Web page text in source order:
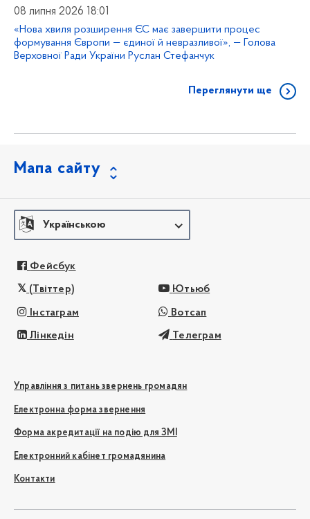
08 липня 2026 18:01
«Нова хвиля розширення ЄС має завершити процес
формування Європи — єдиної й невразливої», — Голова
Верховної Ради України Руслан Стефанчук
Переглянути ще
Мапа сайту
Українською
Фейсбук
(Твіттер) Ютьюб
Інстаграм Вотсап
Лінкедін Телеграм
Управління з питань звернень громадян
Електронна форма звернення
Форма акредитації на подію для ЗМІ
Електронний кабінет громадянина
Контакти